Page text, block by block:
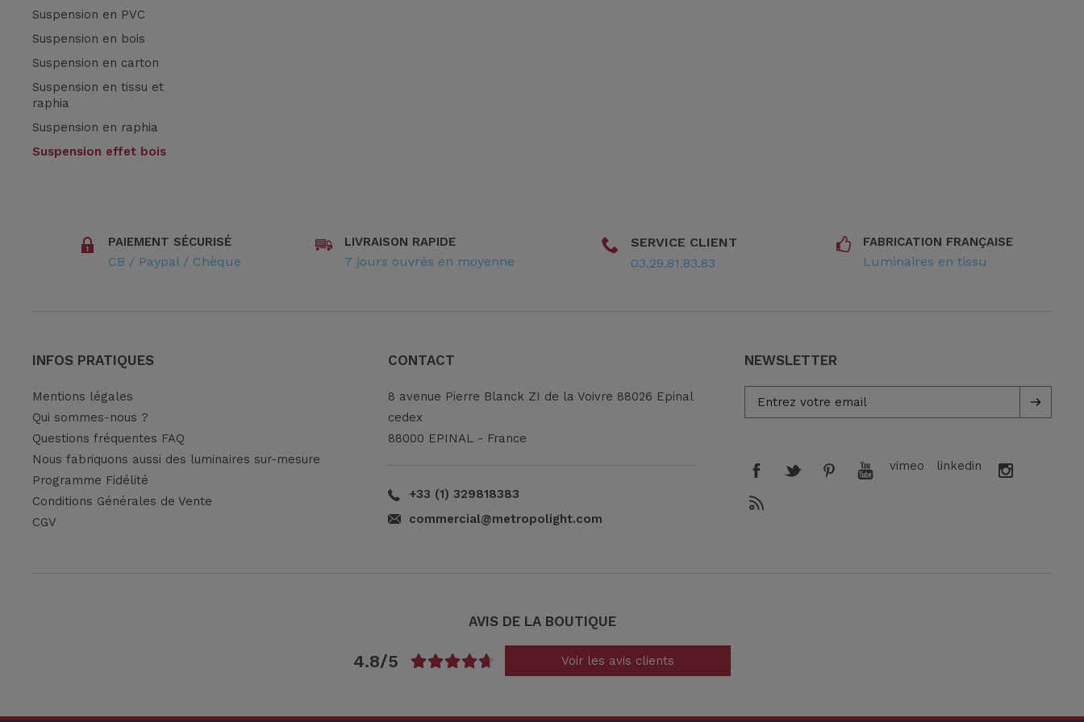
Suspension en PVC
Suspension en bois
Suspension en carton
Suspension en tissu et
raphia
Suspension en raphia
Suspension effet bois
PAIEMENT SÉCURISÉ
CB / Paypal / Chèque
LIVRAISON RAPIDE
7 jours ouvrés en moyenne
SERVICE CLIENT
03.29.81.83.83
FABRICATION FRANÇAISE
Luminaires en tissu
INFOS PRATIQUES
Mentions légales
Qui sommes-nous ?
Questions fréquentes FAQ
Nous fabriquons aussi des luminaires sur-mesure
Programme Fidélité
Conditions Générales de Vente
CGV
CONTACT
8 avenue Pierre Blanck ZI de la Voivre 88026 Epinal
cedex
88000 EPINAL - France
+33 (1) 329818383
commercial@metropolight.com
NEWSLETTER
vimeo linkedin
AVIS DE LA BOUTIQUE
4.8/5 Voir les avis clients